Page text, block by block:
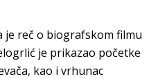
je reč o biografskom filmu
je prikazao početke
kao i vrhunac